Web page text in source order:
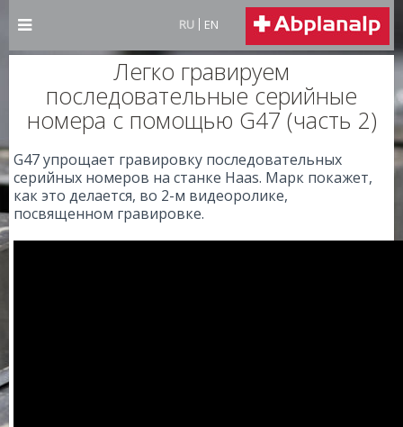
RU EN
Легко гравируем
последовательные серийные
номера с помощью G47 (часть 2)
G47 упрощает гравировку последовательных
серийных номеров на станке Haas. Марк покажет,
как это делается, во 2-м видеоролике,
посвященном гравировке.